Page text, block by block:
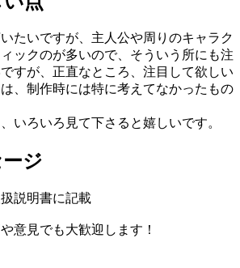
たいですが、主人公や周りのキャラク
ックのが多いので、そういう所にも注
すが、正直なところ、注目して欲しい
、制作時には特に考えてなかったもの
いろいろ見て下さると嬉しいです。
ジ
説明書に記載
意見でも大歓迎します！